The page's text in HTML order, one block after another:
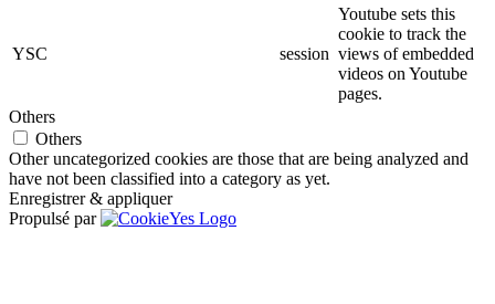
YSC session
Youtube sets this
cookie to track the
views of embedded
videos on Youtube
pages.
Others
Others
Other uncategorized cookies are those that are being analyzed and
have not been classified into a category as yet.
Enregistrer & appliquer
Propulsé par